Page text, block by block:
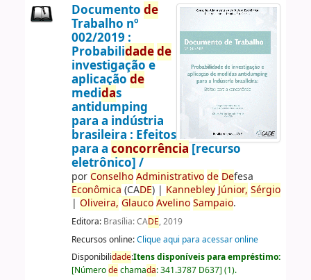
Documento de
Trabalho nº
002/2019 :
Probabilidadede
investigação e
aplicação de
medidas
antidumping
para a indústria
brasileira : Efeitos
para a concorrência [recurso
eletrônico] /
porConselho Administrativo de Defesa
Econômica (CADE)| Kannebley Júnior, Sérgio
| Oliveira, Glauco Avelino Sampaio.
Editora: Brasília: CADE, 2019
Recursos online:Clique aqui para acessar online
Disponibilidade:Itens disponíveis para empréstimo:
[Númerodechamada:341.3787 D637] (1).